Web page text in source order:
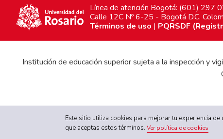
Línea de atención Bogotá: (601) 297
Calle 12C Nº 6-25 - Bogotá D.C.
Términos de uso | PQRSDF
Institución de educación superior sujeta a la inspección y
Este sitio utiliza cookies para mejorar tu experiencia
que aceptas estos términos.Ver política de cookies